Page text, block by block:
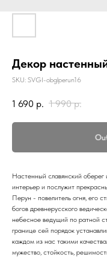
Декор
SKU: SVGI-obglperun16
1 690 р. 1 990 р.
Настенный славянский
интерьер и послужит
Перун - повелитель огня, его
богов древнерусского
небесное ведущий по ратной
границе сей порядок
каждом из нас такими
мужество, стойкость,